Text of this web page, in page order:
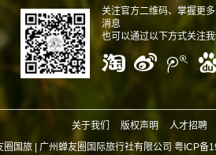
关注官方二维码、掌握更
消息
也可以通过以下方式关注我
关于我们 版权声明 人才招聘
国旅 | 广州蝉友圈国际旅行社有限公司 粤ICP